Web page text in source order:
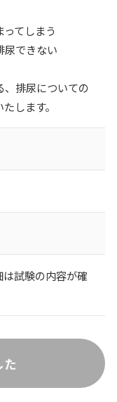
てしまう
できない
排尿についての
します。
試験の内容が確